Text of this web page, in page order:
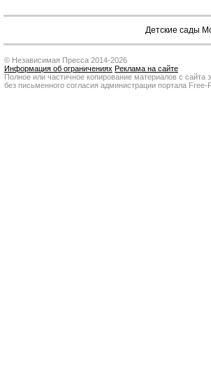
Детские сады
© Независимая Пресса 2014-2026
Информация об ограничениях Реклама на сайте
Полное или частичное копирование материалов с сайта
без письменного согласия администрации портала Free-